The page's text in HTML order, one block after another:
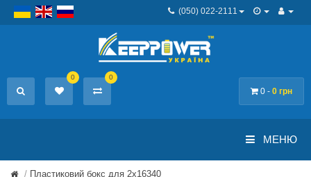
(050) 022-2111
0 - 0 грн
0 0
МЕНЮ
Пластиковий бокс для 2x16340